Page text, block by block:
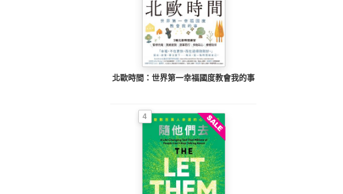
北歐時間：世界第一幸福國度教會我的事
4